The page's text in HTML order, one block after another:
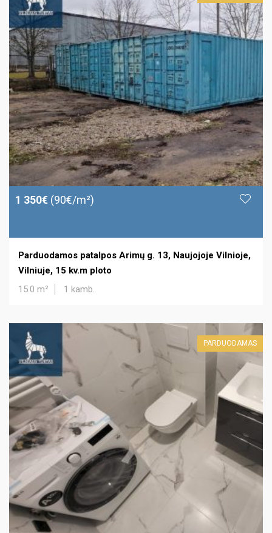
1 350€ (90€/m²)
Parduodamos patalpos Arimų g. 13, Naujojoje Vilnioje,
Vilniuje, 15 kv.m ploto
15.0 m²
1 kamb.
PARDUODAMAS